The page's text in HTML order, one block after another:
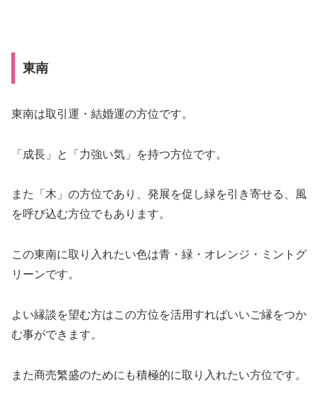
東南
東南は取引運・結婚運の方位です。
「成長」と「力強い気」を持つ方位です。
また「木」の方位であり、発展を促し緑を引き寄せる、風
を呼び込む方位でもあります。
この東南に取り入れたい色は青・緑・オレンジ・ミントグ
リーンです。
よい縁談を望む方はこの方位を活用すればいいご縁をつか
む事ができます。
また商売繁盛のためにも積極的に取り入れたい方位です。